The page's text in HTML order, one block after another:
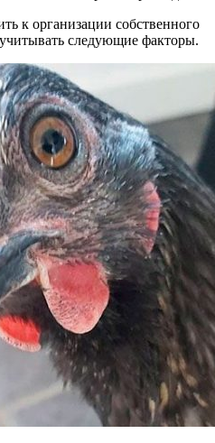
к организации собственного
следующие факторы.